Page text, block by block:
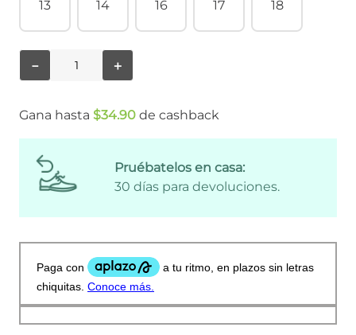
13 14 16 17 18
＋
－
Gana hasta $34.90 de cashback
Pruébatelos en casa:
30 días para devoluciones.